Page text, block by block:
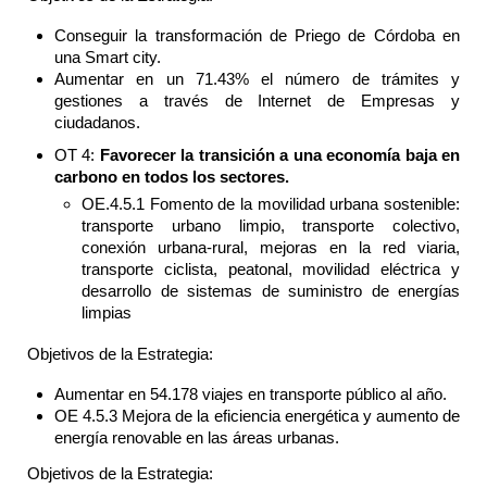
Conseguir la transformación de Priego de Córdoba en
una Smart city.
Aumentar en un 71.43% el número de trámites y
gestiones a través de Internet de Empresas y
ciudadanos.
OT 4: Favorecer la transición a una economía baja en
carbono en todos los sectores.
OE.4.5.1 Fomento de la movilidad urbana sostenible:
transporte urbano limpio, transporte colectivo,
conexión urbana-rural, mejoras en la red viaria,
transporte ciclista, peatonal, movilidad eléctrica y
desarrollo de sistemas de suministro de energías
limpias
Objetivos de la Estrategia:
Aumentar en 54.178 viajes en transporte público al año.
OE 4.5.3 Mejora de la eficiencia energética y aumento de
energía renovable en las áreas urbanas.
Objetivos de la Estrategia: